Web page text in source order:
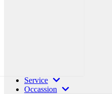
Service
Occassion